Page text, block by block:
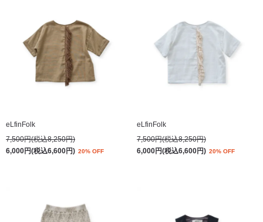
eLfinFolk
7,500円(税込8,250円)
6,000円(税込6,600円) 20% OFF
eLfinFolk
7,500円(税込8,250円)
6,000円(税込6,600円) 20% OFF